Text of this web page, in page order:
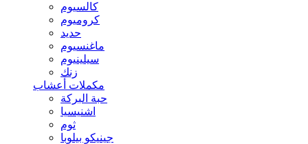
كالسيوم
كروميوم
حديد
ماغنسيوم
سيلينيوم
زنك
مكملات أعشاب
حبة البركة
اشنيسيا
ثوم
جينيكو بيلوبا